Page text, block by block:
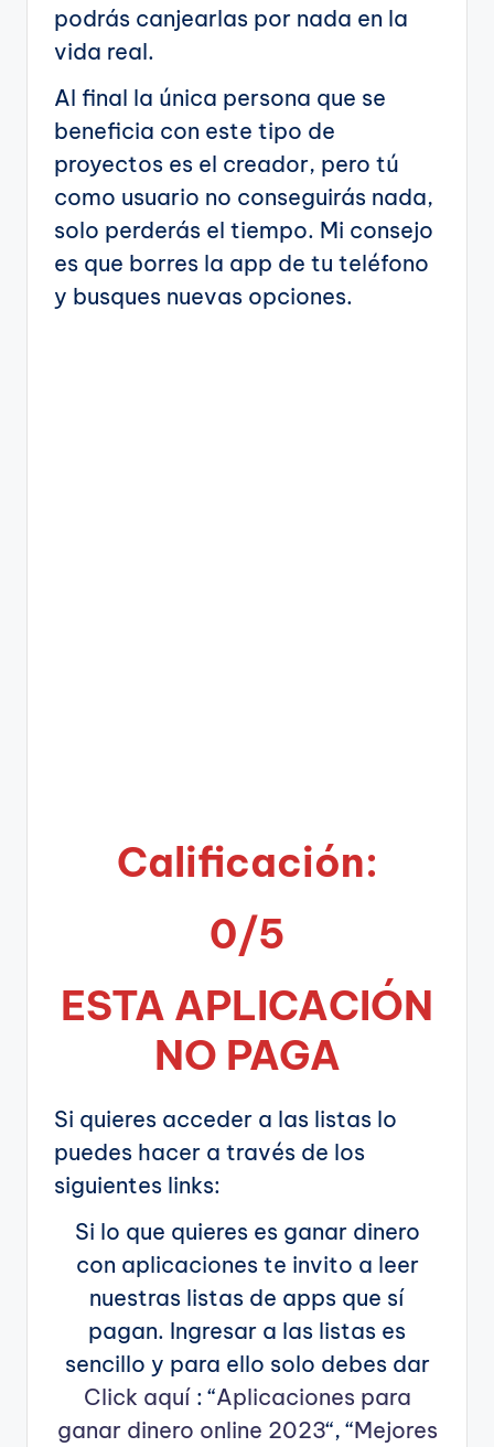
podrás canjearlas por nada en la
vida real.
Al final la única persona que se
beneficia con este tipo de
proyectos es el creador, pero tú
como usuario no conseguirás nada,
solo perderás el tiempo. Mi consejo
es que borres la app de tu teléfono
y busques nuevas opciones.
Calificación:
0/5
ESTA APLICACIÓN
NO PAGA
Si quieres acceder a las listas lo
puedes hacer a través de los
siguientes links:
Si lo que quieres es ganar dinero
con aplicaciones te invito a leer
nuestras listas de apps que sí
pagan. Ingresar a las listas es
sencillo y para ello solo debes dar
Click aquí: “Aplicaciones para
ganar dinero online 2023“, “Mejores